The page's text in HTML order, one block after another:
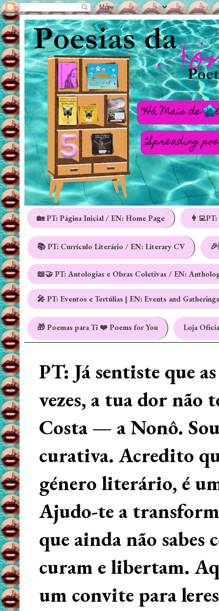
🏡 PT: Página Inicial / EN: Home Page
📚 PT: Currículo Literário / EN: Literary CV
📖🤝 PT: Antologias e Obras Coletivas / EN:
🎤 PT: Eventos e Tertúlias | EN: Events and Gatherings
🎁 Poemas para Ti ❤️ Poems for You Loja
PT: Já sentiste que
vezes, a tua dor não
Costa — a Nonô.
curativa. Acredito
género literário, é
Ajudo-te a
que ainda não
curam e libertam.
um convite para